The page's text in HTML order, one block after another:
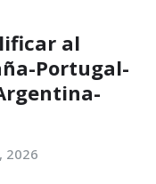
al
Portugal-
2026